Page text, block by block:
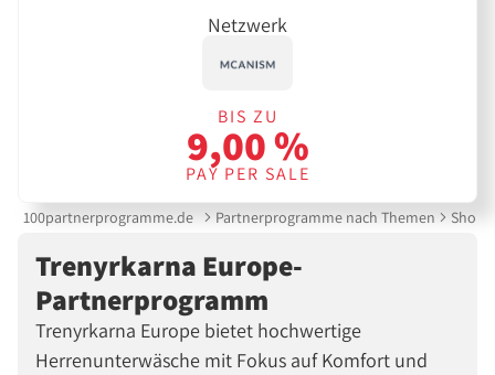
Netzwerk
BIS ZU
9,00 %
PAY PER SALE
100partnerprogramme.de Partnerprogramme nach Themen
Trenyrkarna Europe-
Partnerprogramm
Trenyrkarna Europe bietet hochwertige
Herrenunterwäsche mit Fokus auf Komfort und